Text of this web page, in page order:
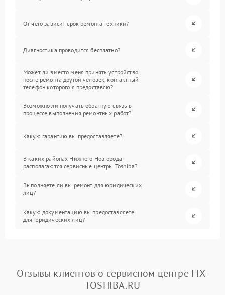
От чего зависит срок ремонта техники?
Диагностика проводится бесплатно?
Может ли вместо меня принять устройство
после ремонта другой человек, контактный
телефон которого я предоставлю?
Возможно ли получать обратную связь в
процессе выполнения ремонтных работ?
Какую гарантию вы предоставляете?
В каких районах Нижнего Новгорода
располагаются сервисные центры Toshiba?
Выполняете ли вы ремонт для юридических
лиц?
Какую документацию вы предоставляете
для юридических лиц?
Отзывы клиентов о сервисном центре FIX-
TOSHIBA.RU